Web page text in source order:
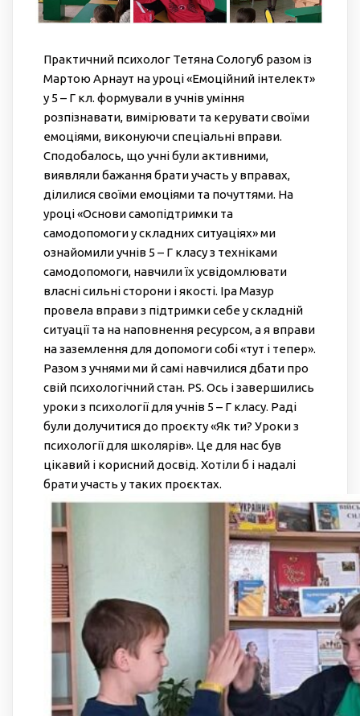
Практичний психолог Тетяна Сологуб разом із
Мартою Арнаут на уроці «Емоційний інтелект»
у 5 – Г кл. формували в учнів уміння
розпізнавати, вимірювати та керувати своїми
емоціями, виконуючи спеціальні вправи.
Сподобалось, що учні були активними,
виявляли бажання брати участь у вправах,
ділилися своїми емоціями та почуттями. На
уроці «Основи самопідтримки та
самодопомоги у складних ситуаціях» ми
ознайомили учнів 5 – Г класу з техніками
самодопомоги, навчили їх усвідомлювати
власні сильні сторони і якості. Іра Мазур
провела вправи з підтримки себе у складній
ситуації та на наповнення ресурсом, а я вправи
на заземлення для допомоги собі «тут і тепер».
Разом з учнями ми й самі навчилися дбати про
свій психологічний стан. PS. Ось і завершились
уроки з психології для учнів 5 – Г класу. Раді
були долучитися до проєкту «Як ти? Уроки з
психології для школярів». Це для нас був
цікавий і корисний досвід. Хотіли б і надалі
брати участь у таких проєктах.